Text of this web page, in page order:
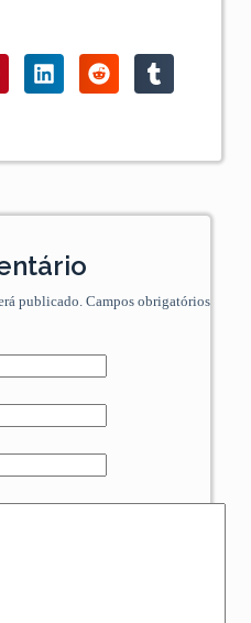
publicado. Campos obrigatórios